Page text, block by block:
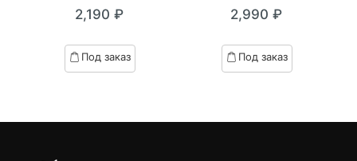
out
based
on
2,190 ₽
Под заказ
out
based
on
2,990 ₽
Под заказ